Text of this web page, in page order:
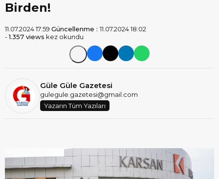
Birden!
11.07.2024 17:59 Güncellenme :11.07.2024 18:02
-1.357 views kez okundu
Güle Güle Gazetesi
gulegule.gazetesi@gmail.com
Yazarın Tüm Yazıları